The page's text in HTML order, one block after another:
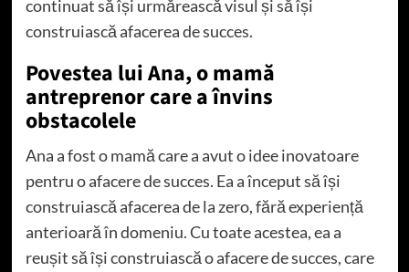
continuat să își urmărească visul și să își
construiască afacerea de succes.
Povestea lui Ana, o mamă
antreprenor care a învins
obstacolele
Ana a fost o mamă care a avut o idee inovatoare
pentru o afacere de succes. Ea a început să își
construiască afacerea de la zero, fără experiență
anterioară în domeniu. Cu toate acestea, ea a
reușit să își construiască o afacere de succes, care